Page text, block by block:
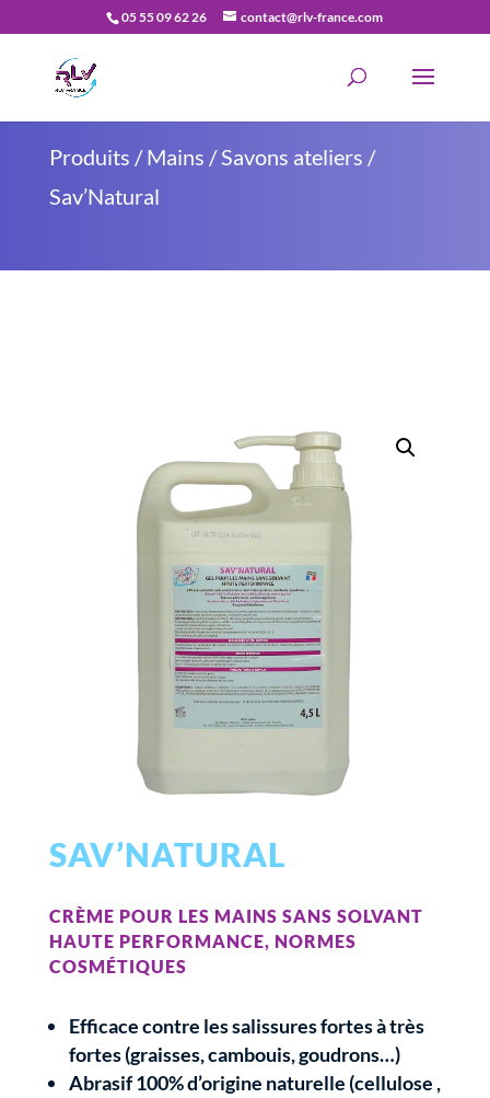
05 55 09 62 26 contact@rlv-france.com
Produits /Mains /Savons ateliers /
Sav’Natural
SAV’NATURAL
CRÈME POUR LES MAINS SANS SOLVANT
HAUTE PERFORMANCE, NORMES
COSMÉTIQUES
Efficace contre les salissures fortes à très
fortes (graisses, cambouis, goudrons…)
Abrasif 100% d’origine naturelle (cellulose ,